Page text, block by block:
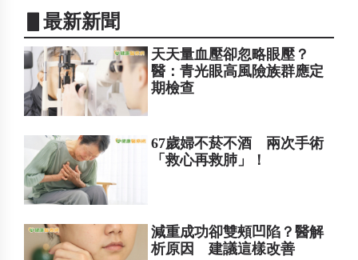
▋最新新聞
天天量血壓卻忽略眼壓？
醫：青光眼高風險族群應定
期檢查
67歲婦不菸不酒 兩次手術
「救心再救肺」！
減重成功卻雙頰凹陷？醫解
析原因 建議這樣改善